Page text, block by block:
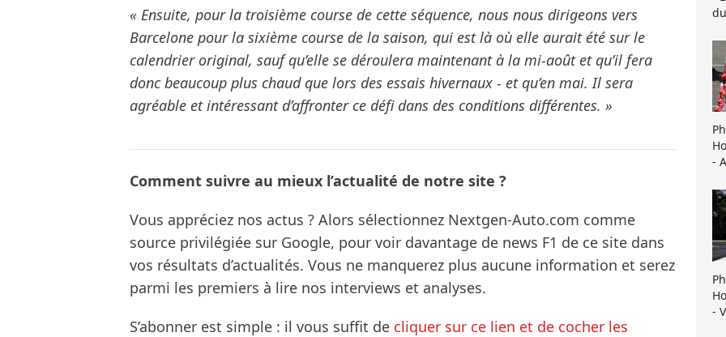
« Ensuite, pour la troisième course de cette séquence, nous nous dirigeons vers
Barcelone pour la sixième course de la saison, qui est là où elle aurait été sur le
calendrier original, sauf qu’elle se déroulera maintenant à la mi-août et qu’il fera
donc beaucoup plus chaud que lors des essais hivernaux - et qu’en mai. Il sera
agréable et intéressant d’affronter ce défi dans des conditions différentes. »
Comment suivre au mieux l’actualité de notre site ?
Vous appréciez nos actus ? Alors sélectionnez Nextgen-Auto.com comme
source privilégiée sur Google, pour voir davantage de news F1 de ce site dans
vos résultats d’actualités. Vous ne manquerez plus aucune information et serez
parmi les premiers à lire nos interviews et analyses.
S’abonner est simple : il vous suffit de cliquer sur ce lien et de cocher les
-
-